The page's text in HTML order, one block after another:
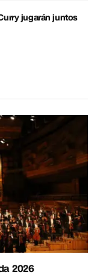
jugarán juntos
2026